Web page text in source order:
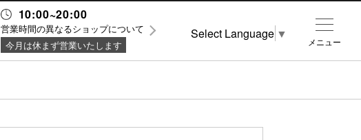
10:00~20:00
営業時間の異なるショップについて
今月は休まず営業いたします
メニュー
Select Language ▼